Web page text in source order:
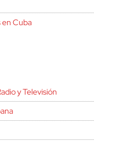
en Cuba
y Televisión